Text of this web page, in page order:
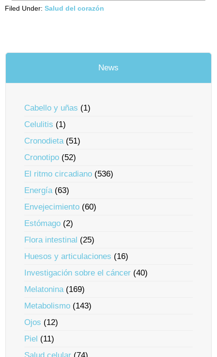
Filed Under: Salud del corazón
News
Cabello y uñas (1)
Celulitis (1)
Cronodieta(51)
Cronotipo (52)
El ritmo circadiano (536)
Energía(63)
Envejecimiento (60)
Estómago (2)
Flora intestinal (25)
Huesos y articulaciones (16)
Investigación sobre el cáncer (40)
Melatonina(169)
Metabolismo (143)
Ojos (12)
Piel (11)